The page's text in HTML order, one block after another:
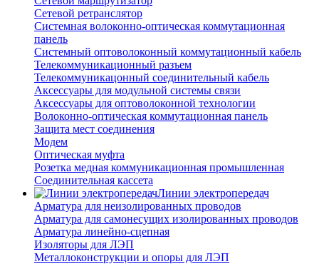
Сетевой ретранслятор
Системная волоконно-оптическая коммутационная
панель
Системный оптоволоконный коммутационный кабель
Телекоммуникационный разъем
Телекоммуникацонный соединительный кабель
Аксессуары для модульной системы связи
Аксессуары для оптоволоконной технологии
Волоконно-оптическая коммутационная панель
Защита мест соединения
Модем
Оптическая муфта
Розетка медная коммуникационная промышленная
Соединительная кассета
Линии электропередач
Арматура для неизолированных проводов
Арматура для самонесущих изолированных проводов
Арматура линейно-сцепная
Изоляторы для ЛЭП
Металлоконструкции и опоры для ЛЭП